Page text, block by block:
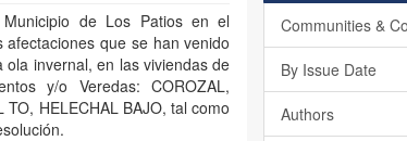
de Los Patios en el
que se han venido
invernal, en las viviendas de
y/o Veredas: COROZAL,
HELECHAL BAJO, tal como
Communities &
By Issue Date
Authors